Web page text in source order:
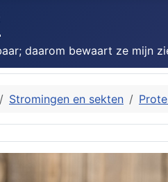
daarom bewaart ze mijn
Stromingen en sekten